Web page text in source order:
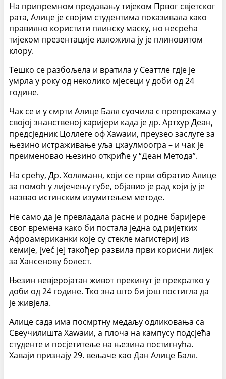
На припремном предавању тијеком Првог свјетског
рата, Алице је својим студентима показивала како
правилно користити плинску маску, но несрећа
тијеком презентације изложила ју је плиновитом
клору.
Тешко се разбољела и вратила у Сеаттле гдје је
умрла у року од неколико мјесеци у доби од 24
године.
Чак се и у смрти Алице Балл суочила с препрекама у
својој знанственој каријери када је др. Артхур Деан,
предсједник Цоллеге оф Хаwаии, преузео заслуге за
њезино истраживање уља цхаулмоогра – и чак је
преименовао њезино откриће у “Деан Метода”.
На срећу, Др. Холлманн, који се први обратио Алице
за помоћ у лијечењу губе, објавио је рад који ју је
назвао истинским изумитељем методе.
Не само да је превладала расне и родне баријере
свог времена како би постала једна од ријетких
Афроамериканки које су стекле магистериј из
кемије, [već je] такођер развила први корисни лијек
за Хансенову болест.
Њезин невјеројатан живот прекинут је прекратко у
доби од 24 године. Тко зна што би још постигла да
је живјела.
Алице сада има посмртну медаљу одликовања са
Свеучилишта Хаwаии, а плоча на кампусу подсјећа
студенте и посјетитеље на њезина постигнућа.
Хаваји признају 29. вељаче као Дан Алице Балл.